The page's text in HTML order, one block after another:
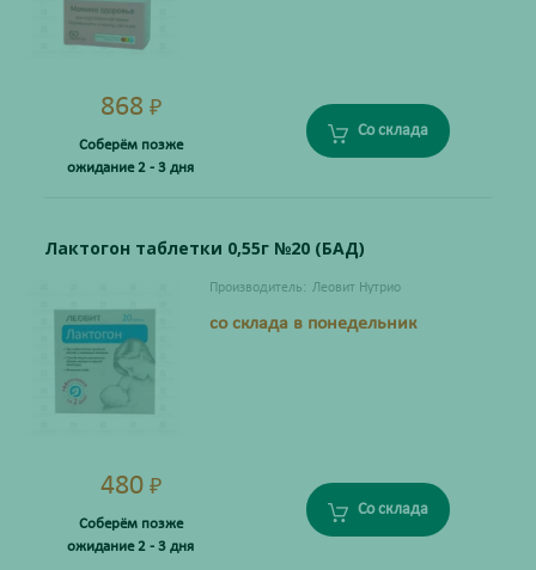
868 ₽
Соберём позже
ожидание 2 - 3 дня
Со склада
Лактогон таблетки 0,55г №20 (БАД)
Производитель: Леовит Нутрио
со склада в понедельник
480 ₽
Соберём позже
ожидание 2 - 3 дня
Со склада